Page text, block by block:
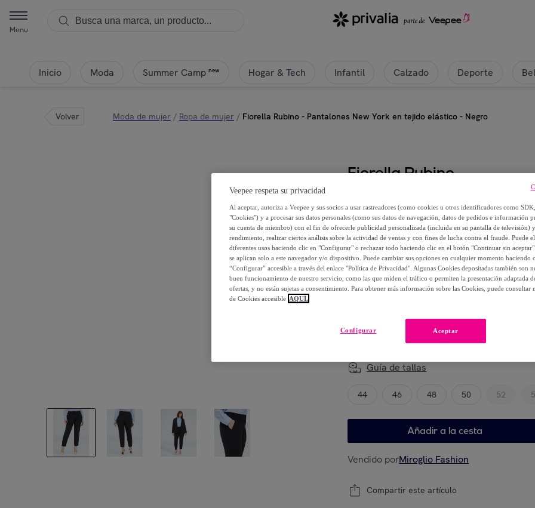
Menu
Inicio Moda Summer Camp new Hogar & Tech Infantil Calzado Deporte
Volver Moda de mujer / Ropa de mujer / Fiorella Rubino - Pantalones New York en tejido elástico - Negro
Fiorella Rubino
Fiorella Rubino - Pantalones
Desde
39,60 €
99,00 €
-60%
Elige tu modelo
Guía de tallas
44 46 48 50 52
Añadir a la cesta
Vendido porMiroglio Fashion
Compartir este artículo
Veepee respeta su privacidad
Al aceptar, autoriza a Veepee y sus socios a usar rastreadores (como cookies u otros identificadores como
"Cookies") y a procesar sus datos personales (como sus datos de navegación, datos de pedidos e información
su cuenta de miembro) con el fin de ofrecerle publicidad personalizada (incluida en su pantalla de televisión)
rendimiento, realizar ciertos análisis sobre la actividad de ventas y con fines de lucha contra el fraude. Puede
diferentes usos haciendo clic en "Configurar" o rechazar todo haciendo clic en el botón "Continuar sin
se aplican solo a este navegador y/o dispositivo. Puede cambiar sus opciones en cualquier momento haciendo
“Configurar” accesible a través del enlace "Política de Privacidad". Algunas Cookies depositadas también son
buen funcionamiento de nuestro servicio, como las que miden el tráfico o permiten la presentación adaptada
ofertas, y no están sujetas a consentimiento. Para obtener más información sobre las Cookies, puede consultar
de Cookies accesible AQUÍ.
Aceptar
Configurar